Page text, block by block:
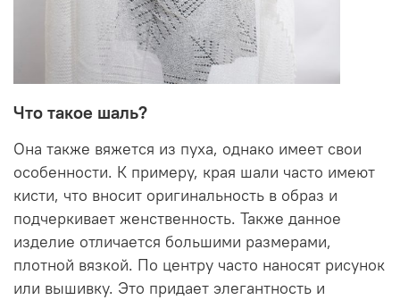
Что такое шаль?
Она также вяжется из пуха, однако имеет свои
особенности. К примеру, края шали часто имеют
кисти, что вносит оригинальность в образ и
подчеркивает женственность. Также данное
изделие отличается большими размерами,
плотной вязкой. По центру часто наносят рисунок
или вышивку. Это придает элегантность и